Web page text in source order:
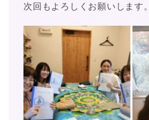
次回もよろしくお願いします。